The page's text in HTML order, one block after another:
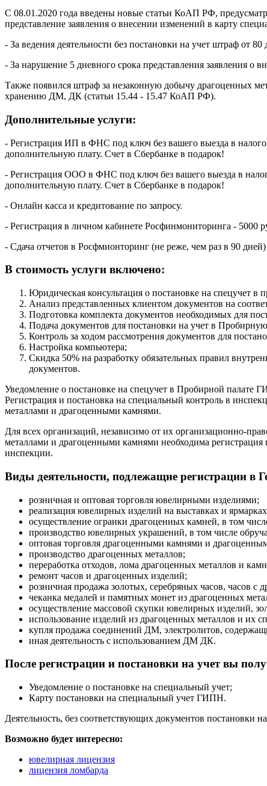
С 08.01.2020 года введены новые статьи КоАП РФ,
представление заявления о внесении изменений в карту
- За ведения деятельности без постановки на учет штраф
- За нарушение 5 дневного срока представления заявления
Также появился штраф за незаконную добычу драгоценных
хранению ДМ, ДК (статьи 15.44 - 15.47 КоАП РФ).
Дополнительные услуги:
- Регистрация ИП в ФНС под ключ без вашего выезда в
дополнительную плату. Счет в Сбербанке в подарок!
- Регистрация ООО в ФНС под ключ без вашего выезда в
дополнительную плату. Счет в Сбербанке в подарок!
- Онлайн касса и кредитование по запросу.
- Регистрация в личном кабинете Росфинмониторинга - 5000
- Сдача отчетов в Росфмионторинг (не реже, чем раз в 90
В стоимость услуги включено:
Юридическая консультация о постановке на спецучет в
Анализ представленных клиентом документов на
Подготовка комплекта документов необходимых для
Подача документов для постановки на учет в
Контроль за ходом рассмотрения документов для
Настройка компьютера;
Скидка 50% на разработку обязательных правил
документов.
Уведомление о постановке на спецучет в Пробирной палате
Регистрация и постановка на специальный контроль в
металлами и драгоценными камнями.
Для всех организаций, независимо от их организационно-
металлами и драгоценными камнями необходима
инспекции.
Виды деятельности, подлежащие регистрации в
розничная и оптовая торговля ювелирными изделиями;
реализация ювелирных изделий на выставках и ярмарках
осуществление огранки драгоценных камней, в том
производство ювелирных украшений, в том числе
оптовая торговля драгоценными камнями и
производство драгоценных металлов;
переработка отходов, лома драгоценных металлов и
ремонт часов и драгоценных изделий;
розничная продажа золотых, серебряных часов, часов с
чеканка медалей и памятных монет из драгоценных
осуществление массовой скупки ювелирных изделий,
использование изделий из драгоценных металлов и их
купля продажа соединений ДМ, электролитов,
иная деятельность с использованием ДМ ДК.
После регистрации и постановки на учет вы
Уведомление о постановке на специальный учет;
Карту постановки на специальный учет ГИПН.
Деятельность, без соответствующих документов постановки
Возможно будет интересно:
ювелирная лицензия
лицензия ломбарда